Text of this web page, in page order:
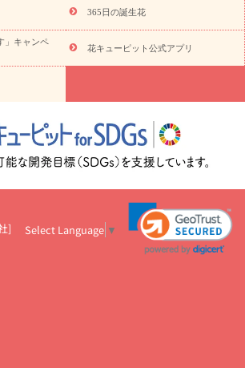
トルコキキョウ
3000円～ お祝い・4000円～
お祝い・
7000円～ お祝い・ 10000円～
お供え・お
み・
祝いのマナー
お祝いを贈るときのマナー・
ットのお祝いコラム一覧
誕生日のお花を「色
結婚祝いの予算相場
出産祝いお役立ち情
いコラム お祝い花のマナー総まとめ
職
祝い花の正解は？
開店祝いの花 選び方ガイ
ト×専門家
CO2排出量削減 / SDGsを考える
365日の誕生花
」キャンペ
花キューピット公式アプリ
] Select Language ▼